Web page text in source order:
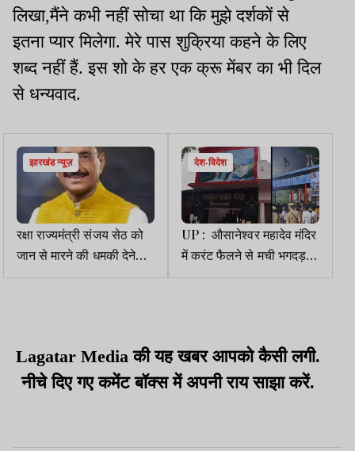
लिखा,मैंने कभी नहीं सोचा था कि मुझे दर्शकों से
इतना प्यार मिलेगा. मेरे पास शुक्रिया कहने के लिए
शब्द नहीं हैं. इस शो के हर एक क्रू मेंबर का भी दिल
से धन्यवाद.
झारखंड न्यूज़
रक्षा राज्यमंत्री संजय सेठ को
जान से मारने की धमकी देने
वाला गिरफ्तार
देश-विदेश
UP : औसानेश्वर महादेव मंदिर
में करंट फैलने से मची भगदड़,
2 श्रद्धालुओं की मौत, 29
Lagatar Media की यह खबर आपको कैसी लगी.
नीचे दिए गए कमेंट बॉक्स में अपनी राय साझा करें.